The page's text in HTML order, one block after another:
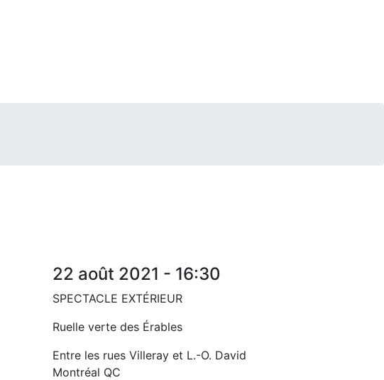
22 août 2021 - 16:30
SPECTACLE EXTÉRIEUR
Ruelle verte des Érables
Entre les rues Villeray et L.-O. David
Montréal QC